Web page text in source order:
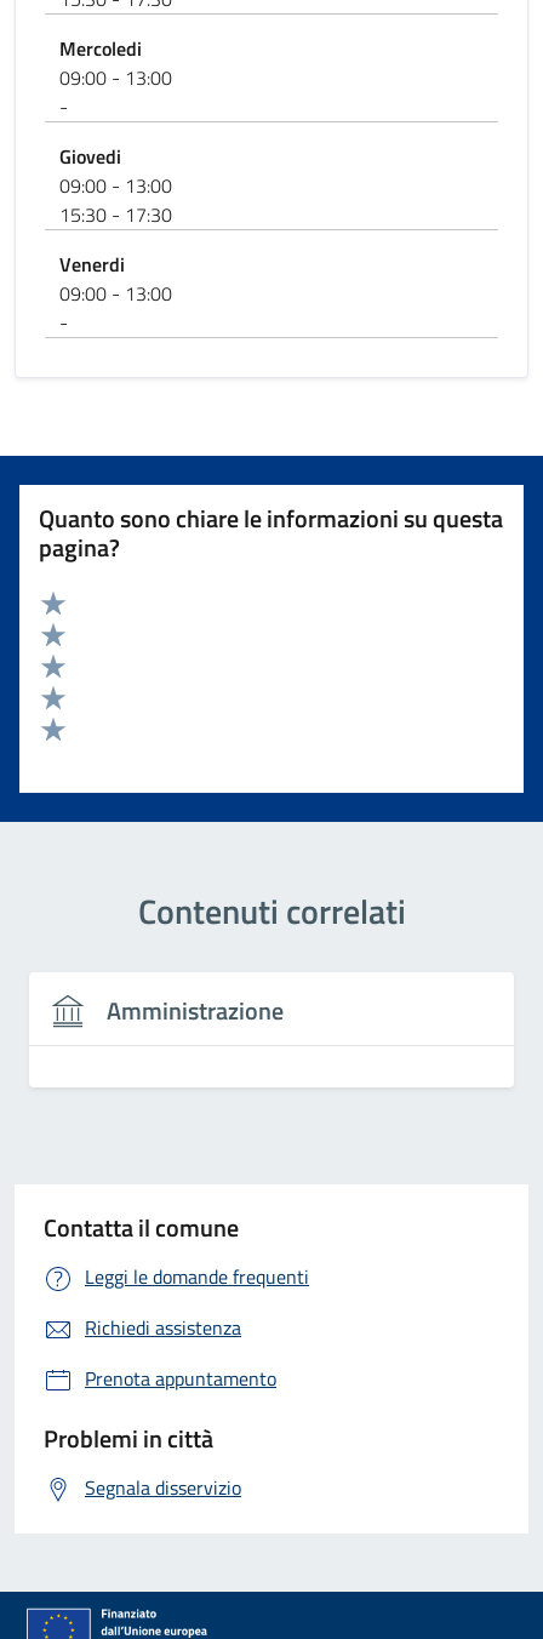
Mercoledi
09:00 - 13:00
-
Giovedi
09:00 - 13:00
15:30 - 17:30
Venerdi
09:00 - 13:00
-
Quanto sono chiare le informazioni su questa
pagina?
Valuta 5 stelle su 5
Valuta 4 stelle su 5
Valuta 3 stelle su 5
Valuta 2 stelle su 5
Contenuti correlati
Amministrazione
Contatta il comune
Leggi le domande frequenti
Richiedi assistenza
Prenota appuntamento
Problemi in città
Segnala disservizio